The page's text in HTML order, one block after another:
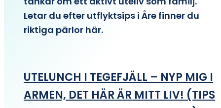
Letar du efter utflyktsips i Åre finner du
riktiga pärlor här.
UTELUNCH I TEGEFJÄLL – NYP MIG I
ARMEN, DET HÄR ÄR MITT LIV! (TIPS